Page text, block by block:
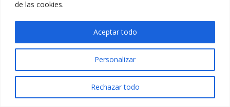
de las cookies.
Personalizar
Rechazar todo
Aceptar todo